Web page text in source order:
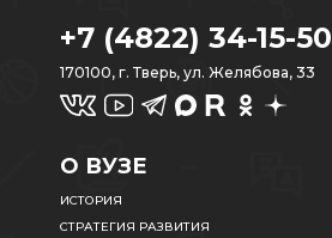
+7 (4822) 34-15-50
170100, г. Тверь, ул. Желябова, 33
О ВУЗЕ
ИСТОРИЯ
СТРАТЕГИЯ РАЗВИТИЯ